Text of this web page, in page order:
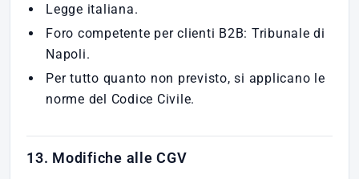
Legge italiana.
Foro competente per clienti B2B: Tribunale di
Napoli.
Per tutto quanto non previsto, si applicano le
norme del Codice Civile.
13. Modifiche alle CGV